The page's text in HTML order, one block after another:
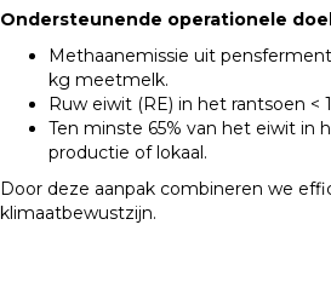
Ondersteunende operationele
Methaanemissie uit
kg meetmelk.
Ruw eiwit (RE) in het rantsoen <
Ten minste 65% van het eiwit in
productie of lokaal.
Door deze aanpak combineren we
klimaatbewustzijn.